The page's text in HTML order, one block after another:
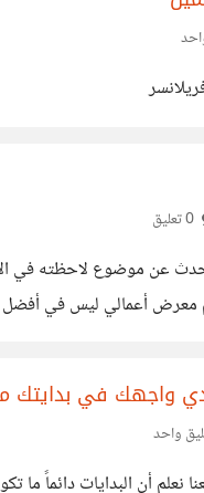
عن موضوع لاحظته في
معرض أعمالي ليس في
الاصطناعي لا, النوع
واجهك في بدايتك
واحد
أن البدايات دائماً ما